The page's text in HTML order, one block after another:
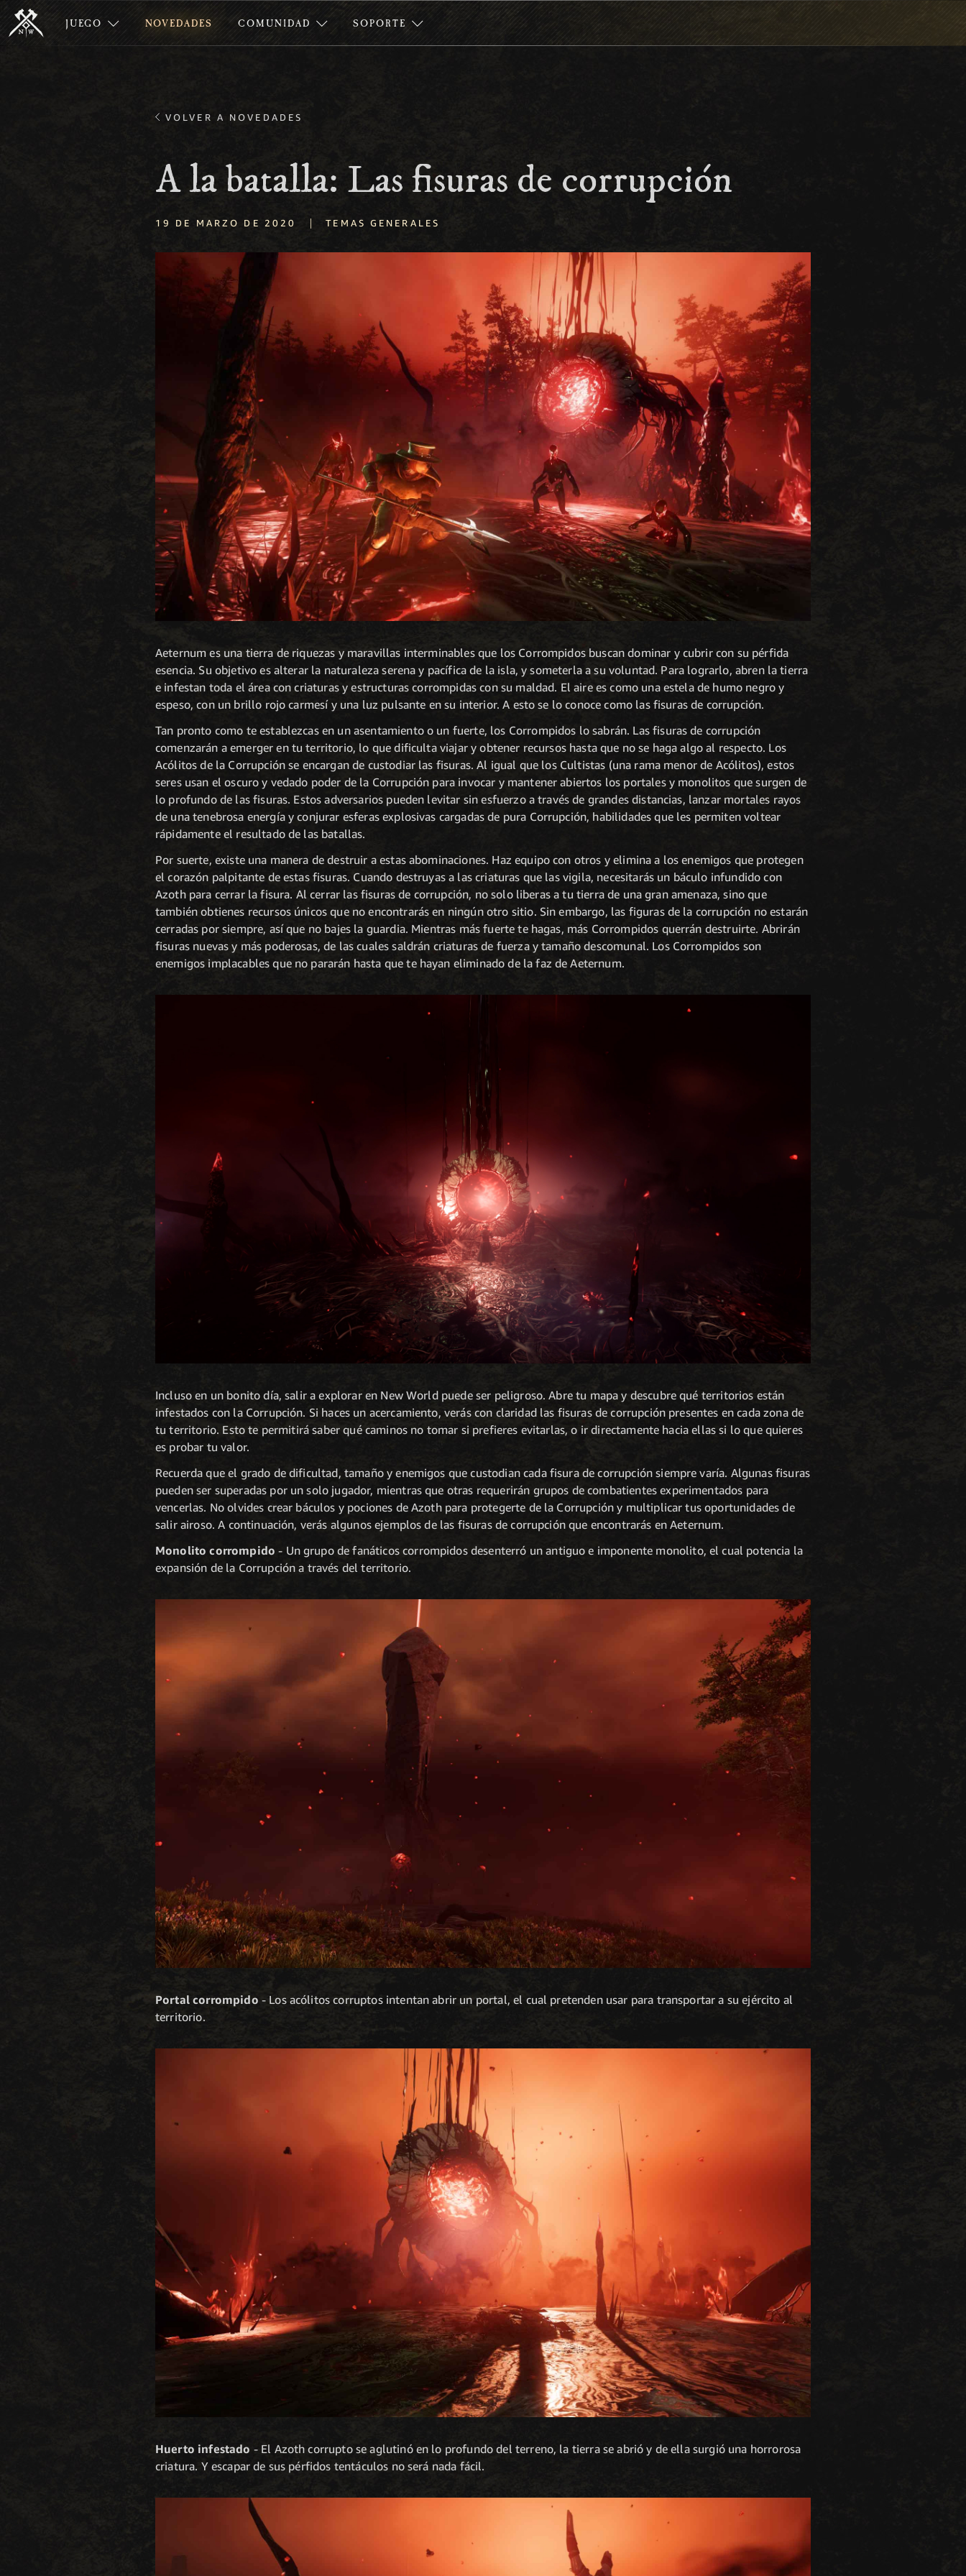
JUEGO NOVEDADES COMUNIDAD SOPORTE
VOLVER A NOVEDADES
A la batalla: Las fisuras de corrupción
19 DE MARZO DE 2020 | TEMAS GENERALES
Aeternum es una tierra de riquezas y maravillas interminables que los Corrompidos buscan dominar y cubrir con su pérfida
esencia. Su objetivo es alterar la naturaleza serena y pacífica de la isla, y someterla a su voluntad. Para lograrlo, abren la tierra
e infestan toda el área con criaturas y estructuras corrompidas con su maldad. El aire es como una estela de humo negro y
espeso, con un brillo rojo carmesí y una luz pulsante en su interior. A esto se lo conoce como las fisuras de corrupción.
Tan pronto como te establezcas en un asentamiento o un fuerte, los Corrompidos lo sabrán. Las fisuras de corrupción
comenzarán a emerger en tu territorio, lo que dificulta viajar y obtener recursos hasta que no se haga algo al respecto. Los
Acólitos de la Corrupción se encargan de custodiar las fisuras. Al igual que los Cultistas (una rama menor de Acólitos), estos
seres usan el oscuro y vedado poder de la Corrupción para invocar y mantener abiertos los portales y monolitos que surgen de
lo profundo de las fisuras. Estos adversarios pueden levitar sin esfuerzo a través de grandes distancias, lanzar mortales rayos
de una tenebrosa energía y conjurar esferas explosivas cargadas de pura Corrupción, habilidades que les permiten voltear
rápidamente el resultado de las batallas.
Por suerte, existe una manera de destruir a estas abominaciones. Haz equipo con otros y elimina a los enemigos que protegen
el corazón palpitante de estas fisuras. Cuando destruyas a las criaturas que las vigila, necesitarás un báculo infundido con
Azoth para cerrar la fisura. Al cerrar las fisuras de corrupción, no solo liberas a tu tierra de una gran amenaza, sino que
también obtienes recursos únicos que no encontrarás en ningún otro sitio. Sin embargo, las figuras de la corrupción no estarán
cerradas por siempre, así que no bajes la guardia. Mientras más fuerte te hagas, más Corrompidos querrán destruirte. Abrirán
fisuras nuevas y más poderosas, de las cuales saldrán criaturas de fuerza y tamaño descomunal. Los Corrompidos son
enemigos implacables que no pararán hasta que te hayan eliminado de la faz de Aeternum.
Incluso en un bonito día, salir a explorar en New World puede ser peligroso. Abre tu mapa y descubre qué territorios están
infestados con la Corrupción. Si haces un acercamiento, verás con claridad las fisuras de corrupción presentes en cada zona de
tu territorio. Esto te permitirá saber qué caminos no tomar si prefieres evitarlas, o ir directamente hacia ellas si lo que quieres
es probar tu valor.
Recuerda que el grado de dificultad, tamaño y enemigos que custodian cada fisura de corrupción siempre varía. Algunas fisuras
pueden ser superadas por un solo jugador, mientras que otras requerirán grupos de combatientes experimentados para
vencerlas. No olvides crear báculos y pociones de Azoth para protegerte de la Corrupción y multiplicar tus oportunidades de
salir airoso. A continuación, verás algunos ejemplos de las fisuras de corrupción que encontrarás en Aeternum.
Monolito corrompido - Un grupo de fanáticos corrompidos desenterró un antiguo e imponente monolito, el cual potencia la
expansión de la Corrupción a través del territorio.
Portal corrompido - Los acólitos corruptos intentan abrir un portal, el cual pretenden usar para transportar a su ejército al
territorio.
Huerto infestado - El Azoth corrupto se aglutinó en lo profundo del terreno, la tierra se abrió y de ella surgió una horrorosa
criatura. Y escapar de sus pérfidos tentáculos no será nada fácil.